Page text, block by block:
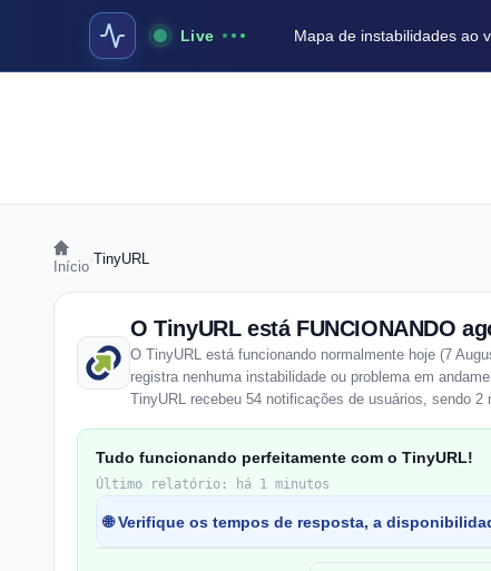
Live Mapa de instabilidades ao
Início TinyURL
O TinyURL está FUNCIONANDO
O TinyURL está funcionando normalmente hoje (7
registra nenhuma instabilidade ou problema em
TinyURL recebeu 54 notificações de usuários, sendo 2
Tudo funcionando perfeitamente com o TinyURL!
Último relatório: há 1 minutos
🌐 Verifique os tempos de resposta, a